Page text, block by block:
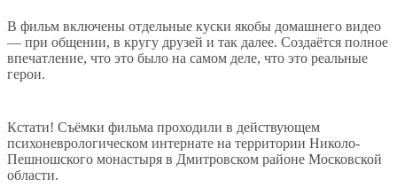
В фильм включены отдельные куски якобы домашнего видео
— при общении, в кругу друзей и так далее. Создаётся полное
впечатление, что это было на самом деле, что это реальные
герои.
Кстати! Съёмки фильма проходили в действующем
психоневрологическом интернате на территории Николо-
Пешношского монастыря в Дмитровском районе Московской
области.